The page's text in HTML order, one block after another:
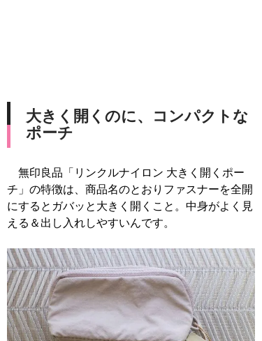
大きく開くのに、コンパクトな
ポーチ
無印良品「リンクルナイロン 大きく開くポー
チ」の特徴は、商品名のとおりファスナーを全開
にするとガバッと大きく開くこと。中身がよく見
える＆出し入れしやすいんです。